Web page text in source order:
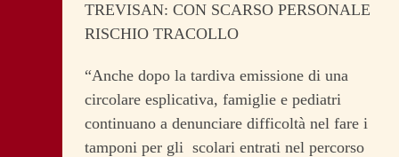
TREVISAN: CON SCARSO PERSONALE
RISCHIO TRACOLLO
“Anche dopo la tardiva emissione di una
circolare esplicativa, famiglie e pediatri
continuano a denunciare difficoltà nel fare i
tamponi per gli scolari entrati nel percorso